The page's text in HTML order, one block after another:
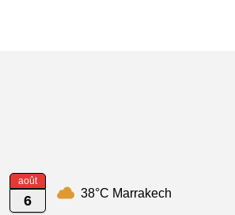
août
6 38°C Marrakech